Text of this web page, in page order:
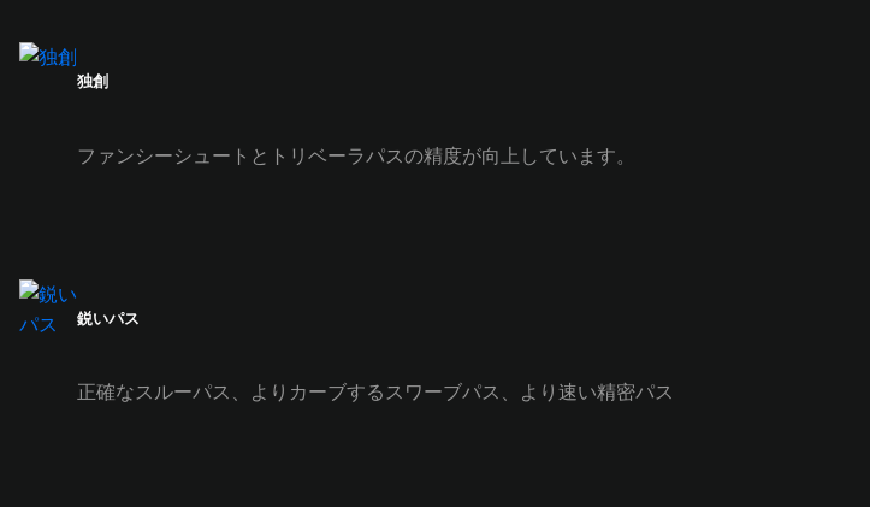
独創
ファンシーシュートとトリベーラパスの精度が向上しています。
鋭いパス
正確なスルーパス、よりカーブするスワーブパス、より速い精密パス